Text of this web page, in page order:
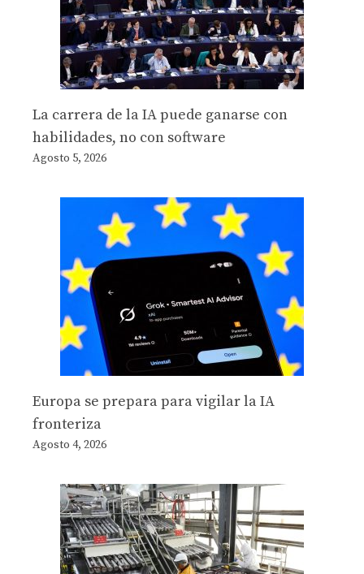
La carrera de la IA puede ganarse con
habilidades, no con software
Agosto 5, 2026
Europa se prepara para vigilar la IA
fronteriza
Agosto 4, 2026